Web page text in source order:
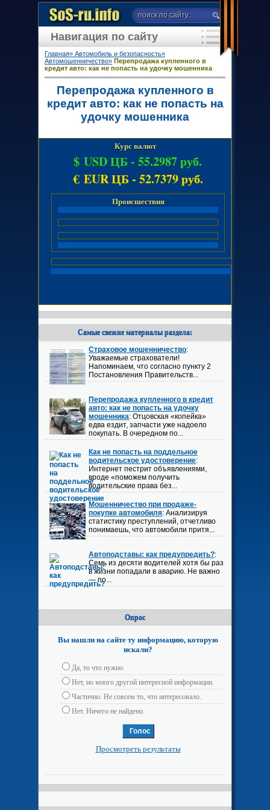
Главная» Автомобиль и безопасность»
Автомошенничество» Перепродажа купленного в
кредит авто: как не попасть на удочку мошенника
Перепродажа купленного в
кредит авто: как не попасть на
удочку мошенника
Курс валют
$ USD ЦБ - 55.2987 руб.
€ EUR ЦБ - 52.7379 руб.
Происшествия
Самые свежие материалы раздела:
Страховое мошенничество:
Уважаемые страхователи!
Напоминаем, что согласно пункту 2
Постановления Правительств...
Перепродажа купленного в кредит
авто: как не попасть на удочку
мошенника: Отцовская «копейка»
едва ездит, запчасти уже надоело
покупать. В очередном по...
Как не попасть на поддельное
водительское удостоверение:
Интернет пестрит объявлениями,
вроде «поможем получить
водительские права без...
Мошенничество при продаже-
покупке автомобиля: Анализируя
статистику преступлений, отчетливо
понимаешь, что автомобили притя...
Автоподставы: как предупредить?:
Семь из десяти водителей хотя бы раз
в жизни попадали в аварию. Не важно
— по...
Опрос
Вы нашли на сайте ту информацию, которую
искали?
Да, то что нужно.
Нет, но много другой интересной информации.
Частично. Не совсем то, что интересовало.
Нет. Ничего не найдено.
Просмотреть результаты
Навигация по сайту